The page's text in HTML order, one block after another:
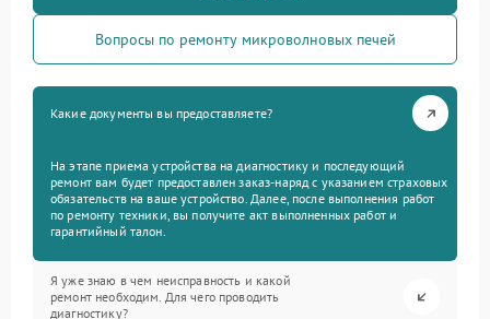
Вопросы по ремонту микроволновых печей
Какие документы вы предоставляете?
На этапе приема устройства на диагностику и последующий
ремонт вам будет предоставлен заказ-наряд с указанием страховых
обязательств на ваше устройство. Далее, после выполнения работ
по ремонту техники, вы получите акт выполненных работ и
гарантийный талон.
Я уже знаю в чем неисправность и какой
ремонт необходим. Для чего проводить
диагностику?